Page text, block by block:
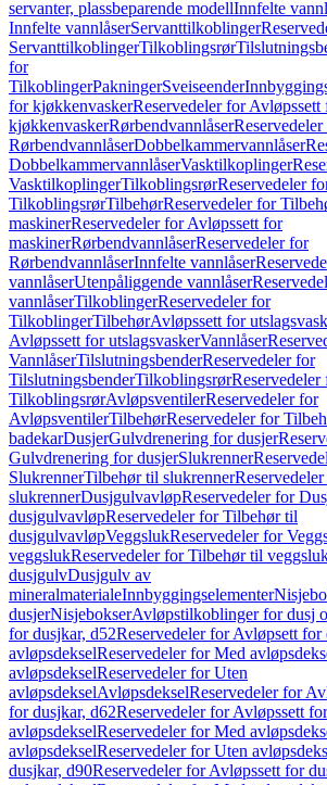
servanter, plassbeparende modellInnfelte
Innfelte vannlåserServanttilkoblinger
ServanttilkoblingerTilkoblingsrør
for
TilkoblingerPakningerSveiseender
for kjøkkenvaskerReservedeler for Avløpssett
kjøkkenvaskerRørbendvannlåser
RørbendvannlåserDobbelkammervannlåser
DobbelkammervannlåserVasktilkoplinger
VasktilkoplingerTilkoblingsrørReservedeler
TilkoblingsrørTilbehørReservedeler for
maskinerReservedeler for Avløpssett for
maskinerRørbendvannlåserReservedeler for
RørbendvannlåserInnfelte vannlåser
vannlåserUtenpåliggende vannlåser
vannlåserTilkoblingerReservedeler for
TilkoblingerTilbehørAvløpssett for
Avløpssett for utslagsvaskerVannlåser
VannlåserTilslutningsbenderReservedeler for
TilslutningsbenderTilkoblingsrørReservedeler
TilkoblingsrørAvløpsventilerReservedeler for
AvløpsventilerTilbehørReservedeler for
badekarDusjerGulvdrenering for dusjer
Gulvdrenering for dusjerSlukrenner
SlukrennerTilbehør til slukrenner
slukrennerDusjgulvavløpReservedeler for
dusjgulvavløpReservedeler for Tilbehør til
dusjgulvavløpVeggslukReservedeler for
veggslukReservedeler for Tilbehør til
dusjgulvDusjgulv av
mineralmaterialeInnbyggingselementer
dusjerNisjebokserAvløpstilkoblinger for dusj
for dusjkar, d52Reservedeler for Avløpsett for
avløpsdekselReservedeler for Med
avløpsdekselReservedeler for Uten
avløpsdekselAvløpsdekselReservedeler for
for dusjkar, d62Reservedeler for Avløpssett
avløpsdekselReservedeler for Med
avløpsdekselReservedeler for Uten
dusjkar, d90Reservedeler for Avløpssett for